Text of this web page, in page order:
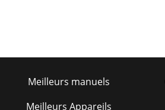
Meilleurs manuels
Meilleurs Appareils